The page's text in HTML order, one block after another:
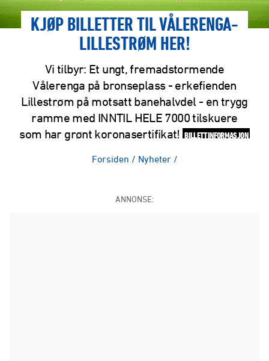
KJØP BILLETTER TIL VÅLERENGA-
LILLESTRØM HER!
Vi tilbyr: Et ungt, fremadstormende
Vålerenga på bronseplass - erkefienden
Lillestrøm på motsatt banehalvdel - en trygg
ramme med INNTIL HELE 7000 tilskuere
som har grønt koronasertifikat! BILLETTINFORMASJON
Forsiden / Nyheter /
ANNONSE: